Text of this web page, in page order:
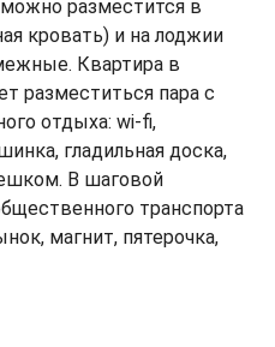
разместится в
кровать) и на лоджии
Квартира в
разместиться пара с
отдыха: wi-fi,
гладильная доска,
В шаговой
транспорта
магнит, пятерочка,